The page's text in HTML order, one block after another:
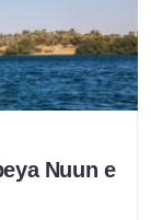
Nuun e